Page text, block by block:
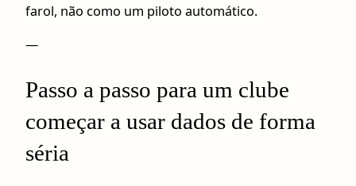
farol, não como um piloto automático.
—
Passo a passo para um clube
começar a usar dados de forma
séria